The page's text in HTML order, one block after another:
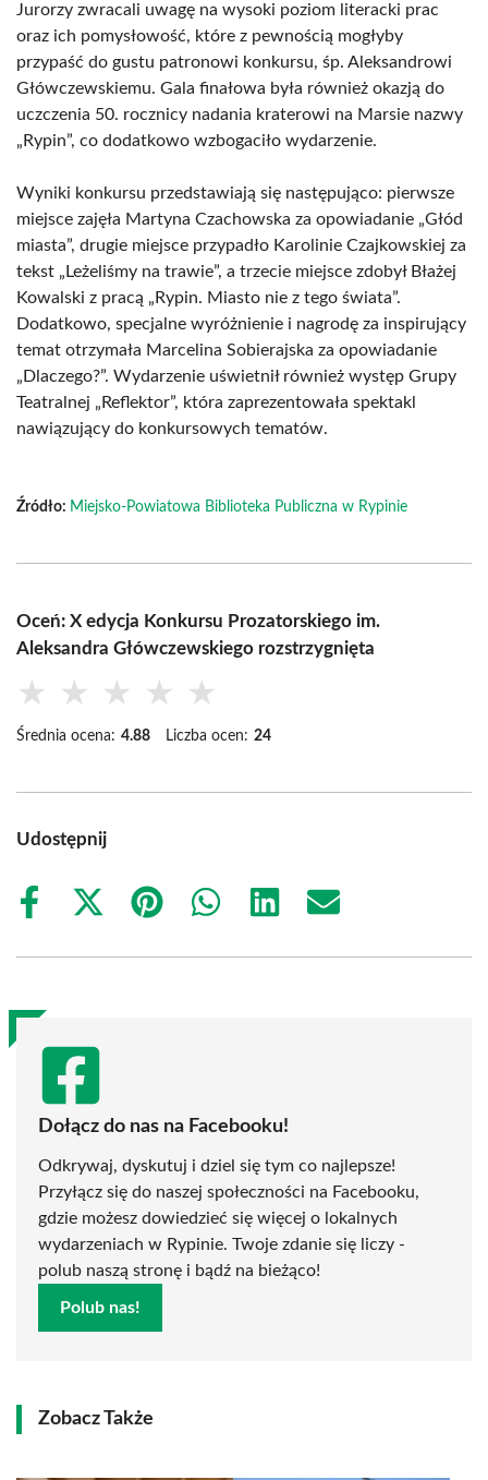
Jurorzy zwracali uwagę na wysoki poziom literacki prac
oraz ich pomysłowość, które z pewnością mogłyby
przypaść do gustu patronowi konkursu, śp. Aleksandrowi
Główczewskiemu. Gala finałowa była również okazją do
uczczenia 50. rocznicy nadania kraterowi na Marsie nazwy
„Rypin”, co dodatkowo wzbogaciło wydarzenie.
Wyniki konkursu przedstawiają się następująco: pierwsze
miejsce zajęła Martyna Czachowska za opowiadanie „Głód
miasta”, drugie miejsce przypadło Karolinie Czajkowskiej za
tekst „Leżeliśmy na trawie”, a trzecie miejsce zdobył Błażej
Kowalski z pracą „Rypin. Miasto nie z tego świata”.
Dodatkowo, specjalne wyróżnienie i nagrodę za inspirujący
temat otrzymała Marcelina Sobierajska za opowiadanie
„Dlaczego?”. Wydarzenie uświetnił również występ Grupy
Teatralnej „Reflektor”, która zaprezentowała spektakl
nawiązujący do konkursowych tematów.
Źródło: Miejsko-Powiatowa Biblioteka Publiczna w Rypinie
Oceń: X edycja Konkursu Prozatorskiego im.
Aleksandra Główczewskiego rozstrzygnięta
★ ★ ★ ★ ★
Średnia ocena: 4.88 Liczba ocen: 24
Udostępnij
Share
Share
(Twitter)
Share
Share
Share
Share
Dołącz do nas na Facebooku!
Odkrywaj, dyskutuj i dziel się tym co najlepsze!
Przyłącz się do naszej społeczności na Facebooku,
gdzie możesz dowiedzieć się więcej o lokalnych
wydarzeniach w Rypinie. Twoje zdanie się liczy -
polub naszą stronę i bądź na bieżąco!
Polub nas!
Zobacz Także